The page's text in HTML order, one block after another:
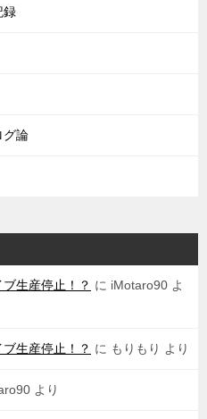
録
グ論
生産停止！？ に iMotaro90 よ
生産停止！？ に もりもり より
より